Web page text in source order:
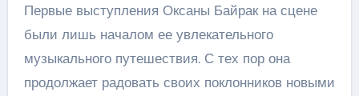
Первые выступления Оксаны Байрак на сцене
были лишь началом ее увлекательного
музыкального путешествия. С тех пор она
продолжает радовать своих поклонников новыми